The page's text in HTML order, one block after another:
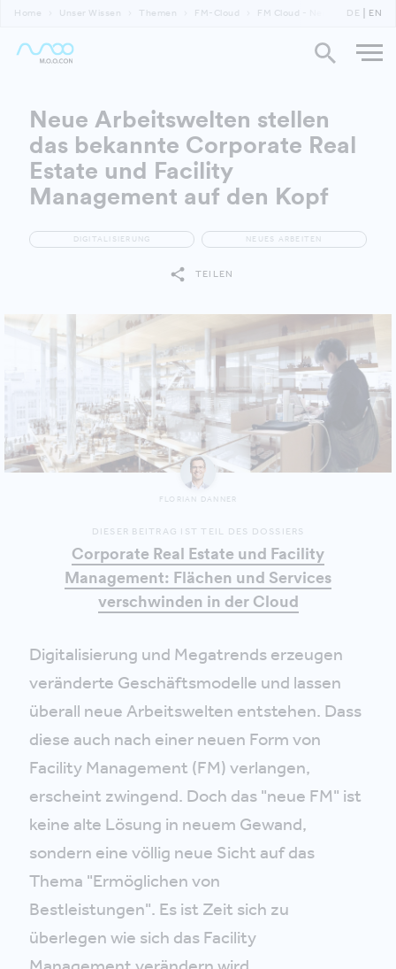
Home Unser Wissen Themen FM-Cloud FM Cloud - Neue DE EN
Neue Arbeitswelten stellen
das bekannte Corporate Real
Estate und Facility
Management auf den Kopf
DIGITALISIERUNG NEUES ARBEITEN
TEILEN
FLORIAN DANNER
DIESER BEITRAG IST TEIL DES DOSSIERS
Corporate Real Estate und Facility
Management: Flächen und Services
verschwinden in der Cloud
Digitalisierung und Megatrends erzeugen
veränderte Geschäftsmodelle und lassen
überall neue Arbeitswelten entstehen. Dass
diese auch nach einer neuen Form von
Facility Management (FM) verlangen,
erscheint zwingend. Doch das "neue FM" ist
keine alte Lösung in neuem Gewand,
sondern eine völlig neue Sicht auf das
Thema "Ermöglichen von
Bestleistungen". Es ist Zeit sich zu
überlegen wie sich das Facility